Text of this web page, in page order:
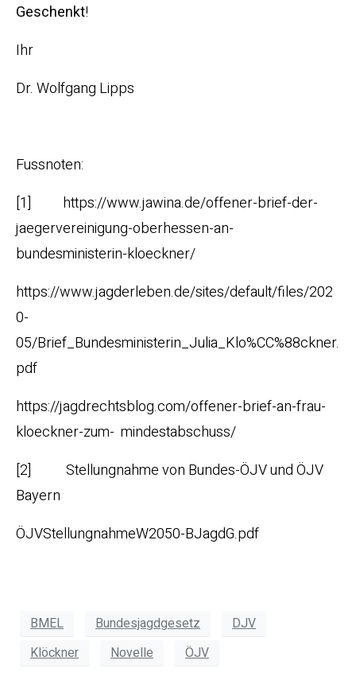
Geschenkt!
Ihr
Dr. Wolfgang Lipps
Fussnoten:
[1] https://www.jawina.de/offener-brief-der-
jaegervereinigung-oberhessen-an-
bundesministerin-kloeckner/
https://www.jagderleben.de/sites/default/files/202
0-
05/Brief_Bundesministerin_Julia_Klo%CC%88ckner.
pdf
https://jagdrechtsblog.com/offener-brief-an-frau-
kloeckner-zum- mindestabschuss/
[2] Stellungnahme von Bundes-ÖJV und ÖJV
Bayern
ÖJVStellungnahmeW2050-BJagdG.pdf
BMEL Bundesjagdgesetz
DJV
Klöckner
Novelle ÖJV